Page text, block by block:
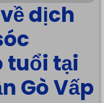
dịch
tuổi tại
Gò Vấp